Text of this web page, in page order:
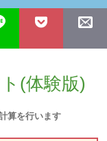
(体験版)
算を行います